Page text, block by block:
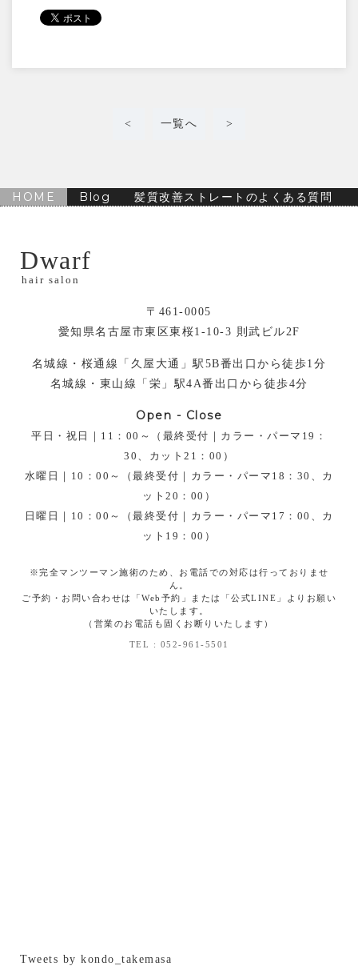
< 一覧へ >
HOME Blog 髪質改善ストレートのよくある質問
Dwarf
hair salon
〒461-0005
愛知県名古屋市東区東桜1-10-3 則武ビル2F
名城線・桜通線「久屋大通」駅5B番出口から徒歩1分
名城線・東山線「栄」駅4A番出口から徒歩4分
Open - Close
平日・祝日｜11：00～（最終受付｜カラー・パーマ19：
30、カット21：00）
水曜日｜10：00～（最終受付｜カラー・パーマ18：30、カ
ット20：00）
日曜日｜10：00～（最終受付｜カラー・パーマ17：00、カ
ット19：00）
※完全マンツーマン施術のため、お電話での対応は行っておりませ
ん。
ご予約・お問い合わせは「Web予約」または「公式LINE」よりお願い
いたします。
（営業のお電話も固くお断りいたします）
TEL : 052-961-5501
Tweets by kondo_takemasa